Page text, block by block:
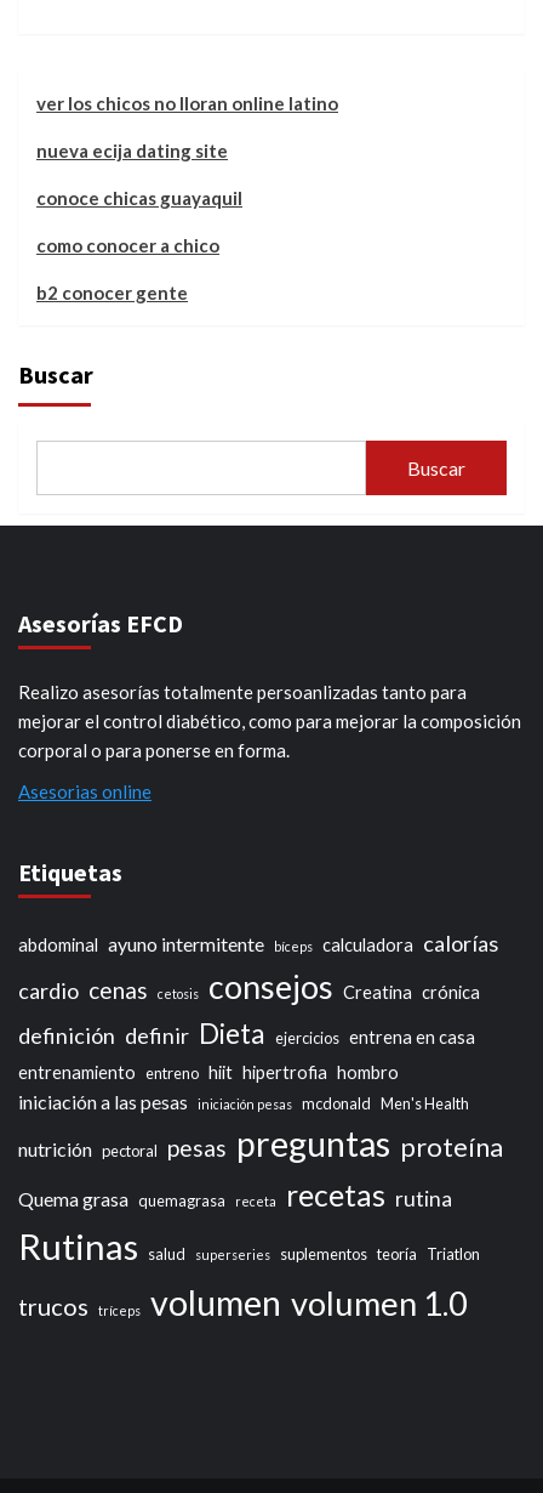
ver los chicos no lloran online latino
nueva ecija dating site
conoce chicas guayaquil
como conocer a chico
b2 conocer gente
Buscar
Buscar
Asesorías EFCD
Realizo asesorías totalmente persoanlizadas tanto para
mejorar el control diabético, como para mejorar la composición
corporal o para ponerse en forma.
Asesorias online
Etiquetas
abdominal ayuno intermitente bíceps calculadora calorías
cardio cenas cetosis consejos Creatina crónica
definición definir Dieta ejercicios entrena en casa
entrenamiento entreno hiit hipertrofia hombro
iniciación a las pesas iniciación pesas mcdonald Men's Health
nutrición pectoral pesas preguntas proteína
Quema grasa quemagrasa receta recetas rutina
Rutinas salud superseries suplementos teoría Triatlon
trucos tríceps volumen volumen 1.0